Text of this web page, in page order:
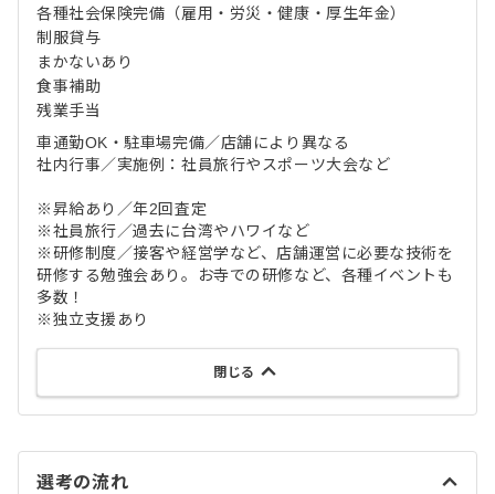
各種社会保険完備（雇用・労災・健康・厚生年金）
制服貸与
まかないあり
食事補助
残業手当
車通勤OK・駐車場完備／店舗により異なる
社内行事／実施例：社員旅行やスポーツ大会など
※昇給あり／年2回査定
※社員旅行／過去に台湾やハワイなど
※研修制度／接客や経営学など、店舗運営に必要な技術を
研修する勉強会あり。お寺での研修など、各種イベントも
多数！
※独立支援あり
閉じる
選考の流れ